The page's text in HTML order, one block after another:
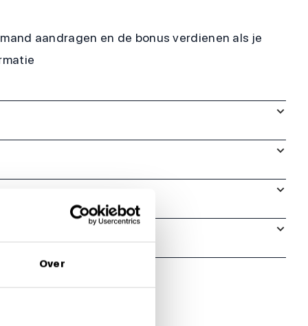
Over
aandragen en de bonus verdienen als je